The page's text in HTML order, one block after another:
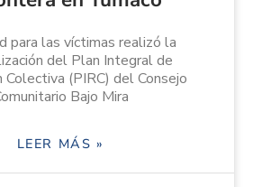
para las víctimas realizó la
del Plan Integral de
Colectiva (PIRC) del Consejo
Bajo Mira
LEER MÁS »